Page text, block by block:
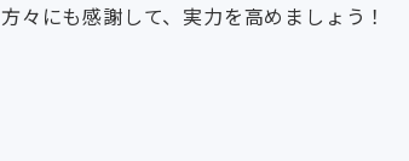
々にも感謝して、実力を高めましょう！